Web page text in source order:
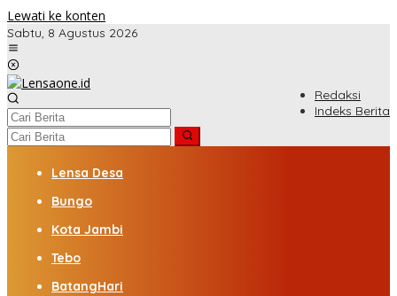
Lewati ke konten
Sabtu, 8 Agustus 2026
Redaksi
Indeks Berita
Lensa Desa
Bungo
Kota Jambi
Tebo
BatangHari